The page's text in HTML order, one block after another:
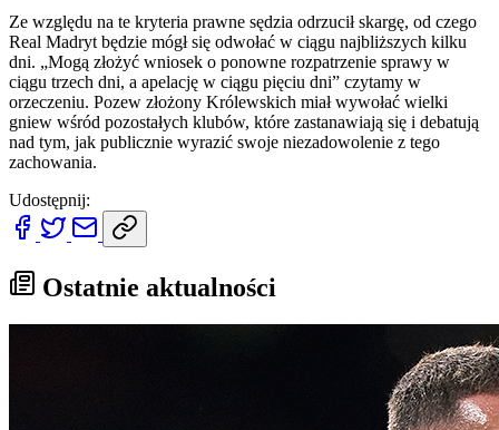
Ze względu na te kryteria prawne sędzia odrzucił skargę, od czego
Real Madryt będzie mógł się odwołać w ciągu najbliższych kilku
dni. „Mogą złożyć wniosek o ponowne rozpatrzenie sprawy w
ciągu trzech dni, a apelację w ciągu pięciu dni” czytamy w
orzeczeniu. Pozew złożony Królewskich miał wywołać wielki
gniew wśród pozostałych klubów, które zastanawiają się i debatują
nad tym, jak publicznie wyrazić swoje niezadowolenie z tego
zachowania.
Udostępnij:
Ostatnie aktualności